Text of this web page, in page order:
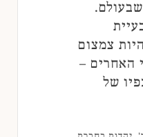
צמצום
האחרים –
של